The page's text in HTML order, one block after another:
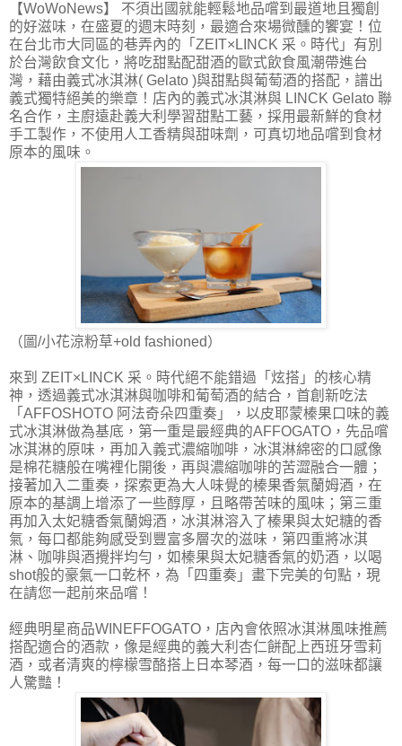
【WoWoNews】 不須出國就能輕鬆地品嚐到最道地且獨創
的好滋味，在盛夏的週末時刻，最適合來場微醺的饗宴！位
在台北市大同區的巷弄內的「ZEIT×LINCK 采。時代」有別
於台灣飲食文化，將吃甜點配甜酒的歐式飲食風潮帶進台
灣，藉由義式冰淇淋( Gelato )與甜點與葡萄酒的搭配，譜出
義式獨特絕美的樂章！店內的義式冰淇淋與 LINCK Gelato 聯
名合作，主廚遠赴義大利學習甜點工藝，採用最新鮮的食材
手工製作，不使用人工香精與甜味劑，可真切地品嚐到食材
原本的風味。
（圖/小花涼粉草+old fashioned）
來到 ZEIT×LINCK 采。時代絕不能錯過「炫搭」的核心精
神，透過義式冰淇淋與咖啡和葡萄酒的結合，首創新吃法
「AFFOSHOTO 阿法奇朵四重奏」，以皮耶蒙榛果口味的義
式冰淇淋做為基底，第一重是最經典的AFFOGATO，先品嚐
冰淇淋的原味，再加入義式濃縮咖啡，冰淇淋綿密的口感像
是棉花糖般在嘴裡化開後，再與濃縮咖啡的苦澀融合一體；
接著加入二重奏，探索更為大人味覺的榛果香氣蘭姆酒，在
原本的基調上增添了一些醇厚，且略帶苦味的風味；第三重
再加入太妃糖香氣蘭姆酒，冰淇淋溶入了榛果與太妃糖的香
氣，每口都能夠感受到豐富多層次的滋味，第四重將冰淇
淋、咖啡與酒攪拌均勻，如榛果與太妃糖香氣的奶酒，以喝
shot般的豪氣一口乾杯，為「四重奏」畫下完美的句點，現
在請您一起前來品嚐！
經典明星商品WINEFFOGATO，店內會依照冰淇淋風味推薦
搭配適合的酒款，像是經典的義大利杏仁餅配上西班牙雪莉
酒，或者清爽的檸檬雪酪搭上日本琴酒，每一口的滋味都讓
人驚豔！